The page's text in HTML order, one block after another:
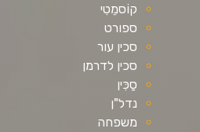
קוֹסמֵטִי
ספורט
סכין עור
סכין לדרמן
סַכִּין
נדל"ן
משפחה